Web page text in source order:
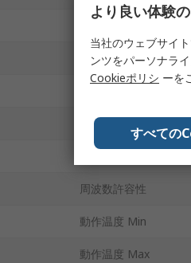
ピン数
周波数許容性
動作温度 Min
動作温度 Max
より良い体験
当社のウェブサイ
ンツをパーソナラ
Cookieポリシ ーを
すべての